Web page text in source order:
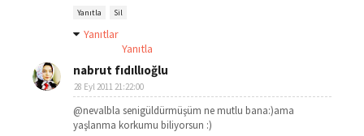
Yanıtla Sil
Yanıtlar
Yanıtla
nabrut fıdıllıoğlu
28 Eyl 2011 21:22:00
@nevalbla senigüldürmüşüm ne mutlu bana:)ama
yaşlanma korkumu biliyorsun :)